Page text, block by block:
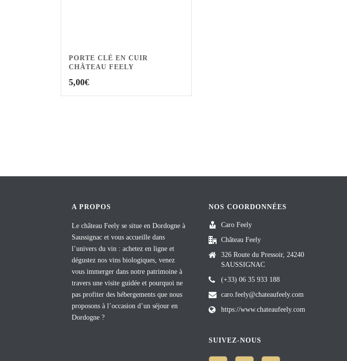
PORTE CLÉ EN CUIR
CHÂTEAU FEELY
5,00€
A PROPOS
Le château Feely se situe en Dordogne à
Saussignac et vous accueille dans
l’univers du vin : achetez en ligne et
dégustez nos vins biologiques, venez
vous immerger dans notre patrimoine à
travers une visite guidée et pourquoi ne
pas profiter des hébergements que nous
proposons à l’occasion d’un séjour en
Dordogne ?
NOS COORDONNÉES
Caro Feely
Château Feely
326 Route du Pressoir, 24240
SAUSSIGNAC
(+33) 06 35 933 188
caro.feely@chateaufeely.com
https://www.chateaufeely.com
SUIVEZ-NOUS